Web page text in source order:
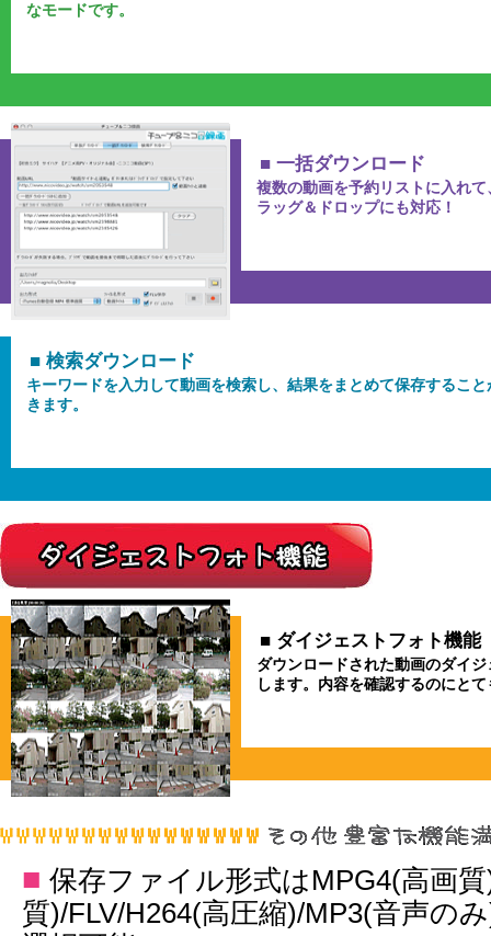
なモードです。
■ 一括ダウンロード
複数の動画を予約リストに入れ
ラッグ＆ドロップにも対応！
■ 検索ダウンロード
キーワードを入力して動画を検索し、結果をまとめて保存すること
きます。
■ ダイジェストフォト機能
ダウンロードされた動画のダイ
します。内容を確認するのにと
■ 保存ファイル形式はMPG4(高画
質)/FLV/H264(高圧縮)/MP3(音声の